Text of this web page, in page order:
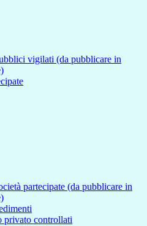
vigilati (da pubblicare in
partecipate (da pubblicare in
privato controllati